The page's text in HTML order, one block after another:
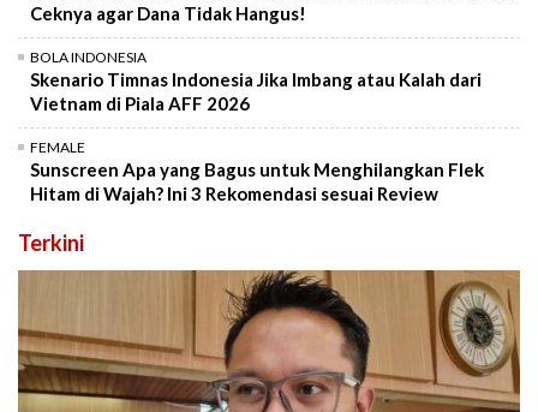
Ceknya agar Dana Tidak Hangus!
BOLA INDONESIA
Skenario Timnas Indonesia Jika Imbang atau Kalah dari
Vietnam di Piala AFF 2026
FEMALE
Sunscreen Apa yang Bagus untuk Menghilangkan Flek
Hitam di Wajah? Ini 3 Rekomendasi sesuai Review
Terkini